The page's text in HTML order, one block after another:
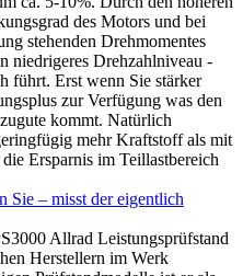
des Motors und bei
stehenden Drehmomentes
niedrigeres Drehzahlniveau -
führt. Erst wenn Sie stärker
zur Verfügung was den
kommt. Natürlich
mehr Kraftstoff als mit
Ersparnis im Teillastbereich
Sie – misst der eigentlich
Allrad Leistungsprüfstand
Herstellern im Werk